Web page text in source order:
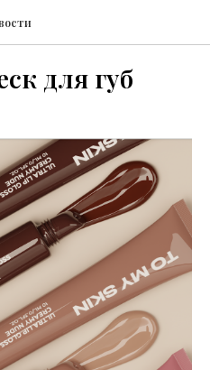
для губ